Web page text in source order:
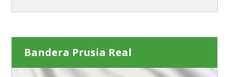
Bandera Prusia Real